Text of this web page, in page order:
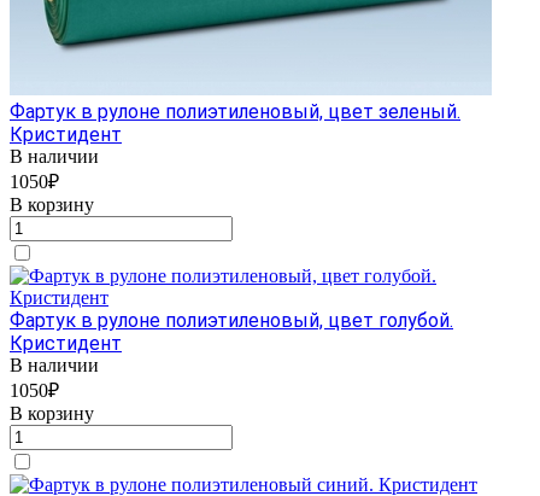
Фартук в рулоне полиэтиленовый, цвет зеленый.
Кристидент
В наличии
1050₽
В корзину
Фартук в рулоне полиэтиленовый, цвет голубой.
Кристидент
В наличии
1050₽
В корзину